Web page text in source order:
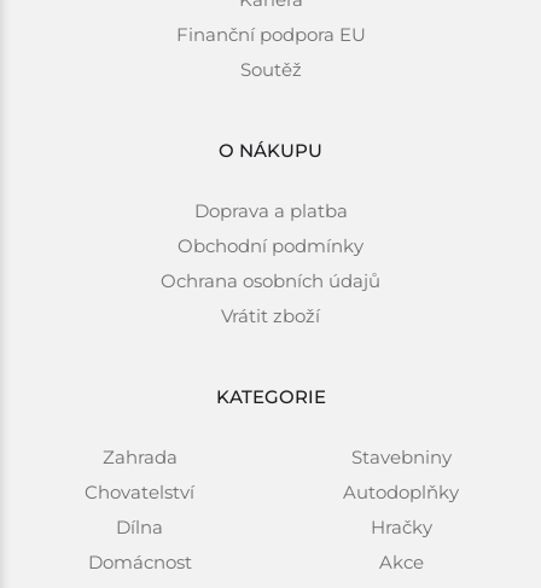
Finanční podpora EU
Soutěž
O NÁKUPU
Doprava a platba
Obchodní podmínky
Ochrana osobních údajů
Vrátit zboží
KATEGORIE
Zahrada
Chovatelství
Dílna
Domácnost
Stavebniny
Autodoplňky
Hračky
Akce